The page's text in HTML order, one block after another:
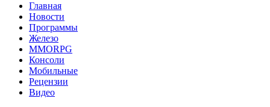
Главная
Новости
Программы
Железо
MMORPG
Консоли
Мобильные
Рецензии
Видео